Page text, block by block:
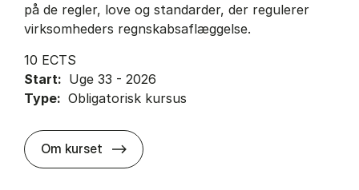
på de regler, love og standarder, der regulerer
virksomheders regnskabsaflæggelse.
10 ECTS
Start: Uge 33 - 2026
Type: Obligatorisk kursus
Om kurset about